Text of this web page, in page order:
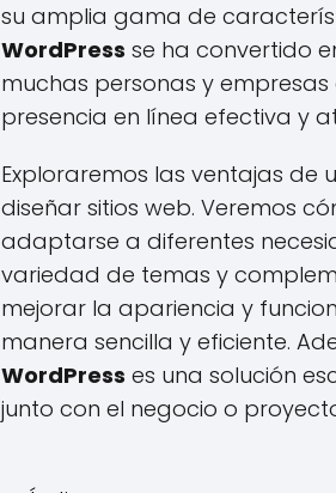
su amplia gama de
WordPress se ha convertido
muchas personas y
presencia en línea efectiva y
Exploraremos las ventajas de
diseñar sitios web. Veremos
adaptarse a diferentes
variedad de temas y
mejorar la apariencia y
manera sencilla y eficiente.
WordPress es una solución
junto con el negocio o